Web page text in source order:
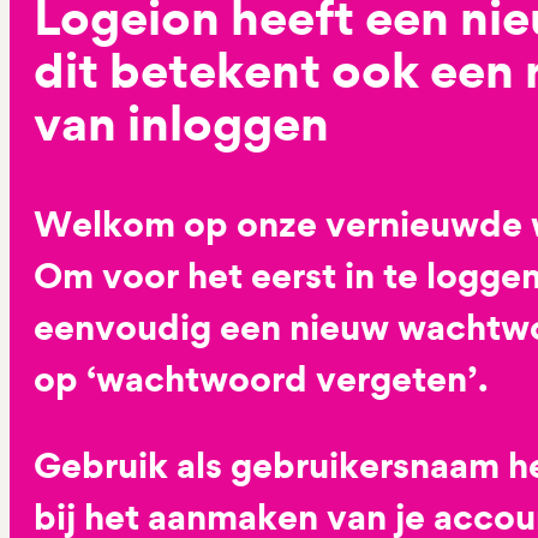
Logeion heeft een
dit betekent ook een
van inloggen
Welkom op onze vernieuwde
Om voor het eerst in te
eenvoudig een nieuw
op ‘wachtwoord vergeten’.
Gebruik als gebruikersnaam
bij het aanmaken van je